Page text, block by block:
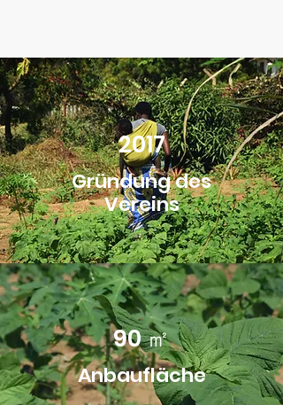
2017
Gründung des
Vereins
90 ㎡
Anbaufläche